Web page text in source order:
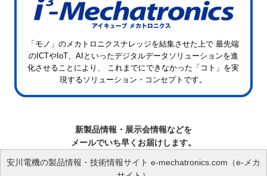
「モノ」のメカトロニクスナレッジを結集させた上で 最先端
のICTやIoT、AIといったデジタルデータソリューションを進
化させることにより、
これまでにできなかった「コト」を実
現するソリューション・コンセプトです。
新製品情報・展示会情報などを
メールでいち早くお届けします。
安川電機の製品情報・技術情報サイト e-mechatronics.com（e-メカ